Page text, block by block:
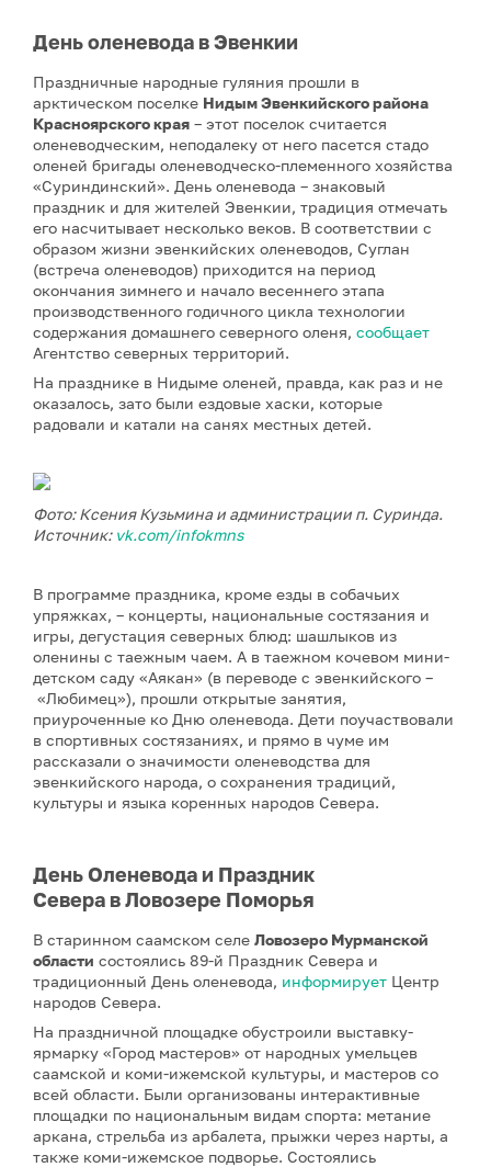
День оленевода в Эвенкии
Праздничные народные гуляния прошли в
арктическом поселке Нидым Эвенкийского района
Красноярского края – этот поселок считается
оленеводческим, неподалеку от него пасется стадо
оленей бригады оленеводческо-племенного хозяйства
«Суриндинский». День оленевода – знаковый
праздник и для жителей Эвенкии, традиция отмечать
его насчитывает несколько веков. В соответствии с
образом жизни эвенкийских оленеводов, Суглан
(встреча оленеводов) приходится на период
окончания зимнего и начало весеннего этапа
производственного годичного цикла технологии
содержания домашнего северного оленя, сообщает
Агентство северных территорий.
На празднике в Нидыме оленей, правда, как раз и не
оказалось, зато были ездовые хаски, которые
радовали и катали на санях местных детей.
Фото: Ксения Кузьмина и администрации п. Суринда.
Источник: vk.com/infokmns
В программе праздника, кроме езды в собачьих
упряжках, – концерты, национальные состязания и
игры, дегустация северных блюд: шашлыков из
оленины с таежным чаем. А в таежном кочевом мини-
детском саду «Аякан» (в переводе с эвенкийского –
«Любимец»), прошли открытые занятия,
приуроченные ко Дню оленевода. Дети поучаствовали
в спортивных состязаниях, и прямо в чуме им
рассказали о значимости оленеводства для
эвенкийского народа, о сохранения традиций,
культуры и языка коренных народов Севера.
День Оленевода и Праздник
Севера в Ловозере Поморья
В старинном саамском селе Ловозеро Мурманской
области состоялись 89-й Праздник Севера и
традиционный День оленевода, информирует Центр
народов Севера.
На праздничной площадке обустроили выставку-
ярмарку «Город мастеров» от народных умельцев
саамской и коми-ижемской культуры, и мастеров со
всей области. Были организованы интерактивные
площадки по национальным видам спорта: метание
аркана, стрельба из арбалета, прыжки через нарты, а
также коми-ижемское подворье. Состоялись